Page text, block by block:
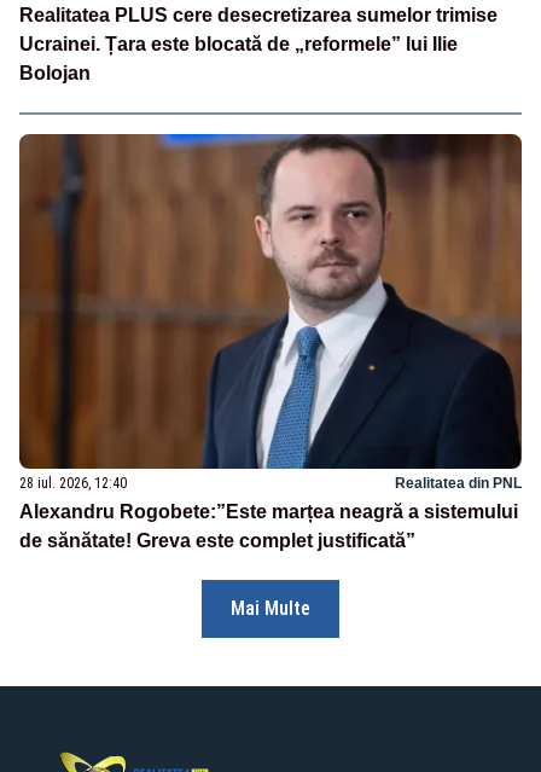
Realitatea PLUS cere desecretizarea sumelor trimise
Ucrainei. Țara este blocată de „reformele” lui Ilie
Bolojan
28 iul. 2026, 12:40 Realitatea din PNL
Alexandru Rogobete:”Este marțea neagră a sistemului
de sănătate! Greva este complet justificată”
Mai Multe